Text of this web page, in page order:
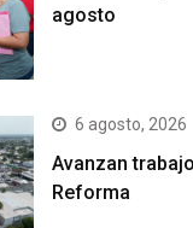
agosto
6 agosto, 2026
Avanzan
Reforma